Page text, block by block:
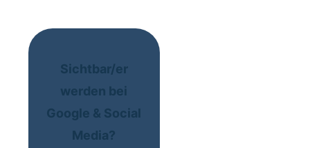
Sichtbar/er
werden bei
Google & Social
Media?